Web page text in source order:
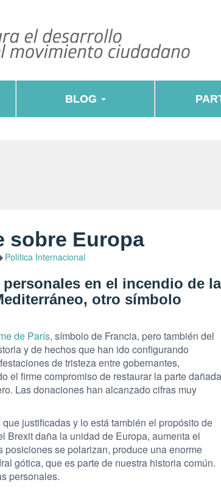
BLOG
sobre Europa
Política Internacional
en el incendio de la
otro símbolo
de París, símbolo de Francia, pero también del
y de hechos que han ido configurando
de tristeza entre gobernantes,
el firme compromiso de restaurar la parte dañada
Las donaciones han alcanzado cifras muy
justificadas y lo está también el propósito de
Brexit daña la unidad de Europa, aumenta el
se polarizan, produce una enorme
gótica, que es parte de nuestra historia común.
personales.